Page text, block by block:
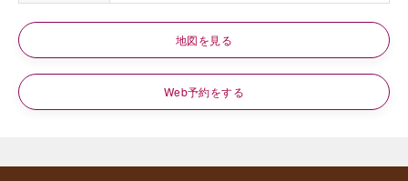
地図を見る
Web予約をする